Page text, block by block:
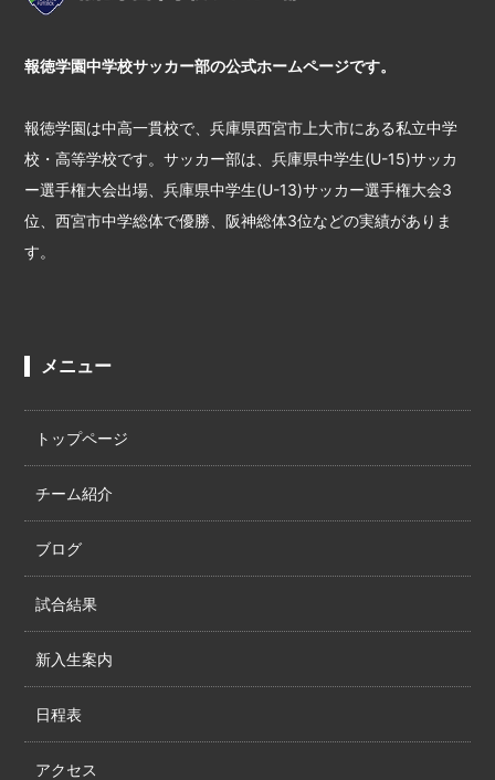
報徳学園中学校サッカー部の公式ホームページです。
報徳学園は中高一貫校で、兵庫県西宮市上大市にある私立中学
校・高等学校です。サッカー部は、兵庫県中学生(U-15)サッカ
ー選手権大会出場、兵庫県中学生(U-13)サッカー選手権大会3
位、西宮市中学総体で優勝、阪神総体3位などの実績がありま
す。
メニュー
トップページ
チーム紹介
ブログ
試合結果
新入生案内
日程表
アクセス